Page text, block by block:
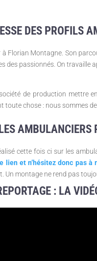
DES PROFILS
Florian Montagne. Son
des passionnés. On travaille
de production mettre
toute chose : nous sommes
AMBULANCIERS
cette fois ci sur les
lien et n’hésitez donc pas
Un montage ne rend pas
: LA